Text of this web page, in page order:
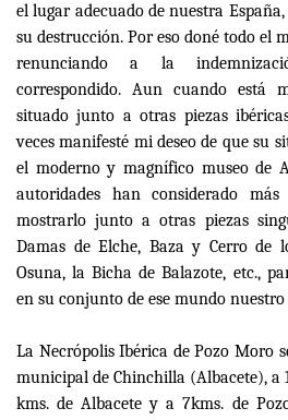
el lugar adecuado de nuestra
su destrucción. Por eso doné todo el
renunciando a la
correspondido. Aun cuando está
situado junto a otras piezas
veces manifesté mi deseo de que su
el moderno y magnífico museo de
autoridades han considerado
mostrarlo junto a otras piezas
Damas de Elche, Baza y Cerro de
Osuna, la Bicha de Balazote, etc.,
en su conjunto de ese mundo
La Necrópolis Ibérica de Pozo Moro
municipal de Chinchilla (Albacete), a
kms. de Albacete y a 7kms. de